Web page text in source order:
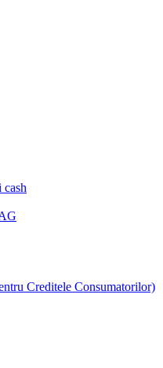
cash
Creditele Consumatorilor)